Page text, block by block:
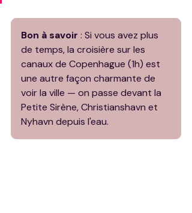
Bon à savoir : Si vous avez plus
de temps, la croisière sur les
canaux de Copenhague (1h) est
une autre façon charmante de
voir la ville — on passe devant la
Petite Sirène, Christianshavn et
Nyhavn depuis l'eau.